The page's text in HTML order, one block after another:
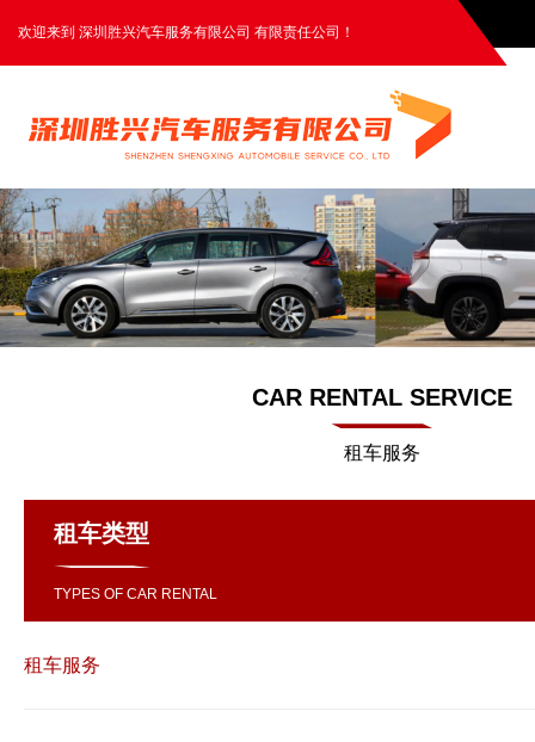
欢迎来到 深圳胜兴汽车服务有限公司 有限责任公司！
CAR RENTAL SERVICE
租车服务
租车类型
TYPES OF CAR RENTAL
租车服务